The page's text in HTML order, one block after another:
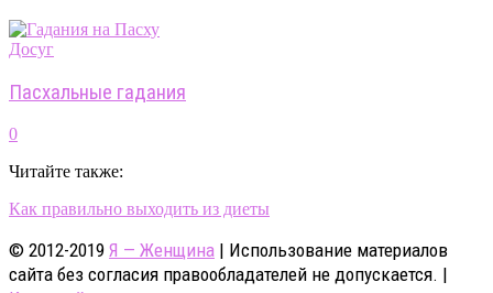
Досуг
Пасхальные гадания
0
Читайте также:
Как правильно выходить из диеты
© 2012-2019 Я — Женщина | Использование материалов
сайта без согласия правообладателей не допускается. |